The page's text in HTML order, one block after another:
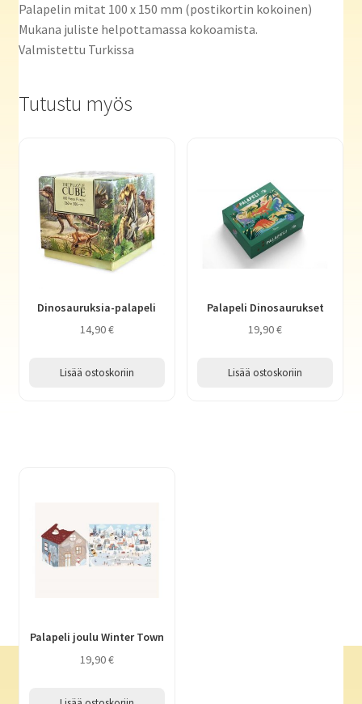
Palapelin mitat 100 x 150 mm (postikortin kokoinen)
Mukana juliste helpottamassa kokoamista.
Valmistettu Turkissa
Tutustu myös
Dinosauruksia-palapeli
14,90€
Lisää ostoskoriin
Palapeli Dinosaurukset
19,90€
Lisää ostoskoriin
Palapeli joulu Winter Town
19,90€